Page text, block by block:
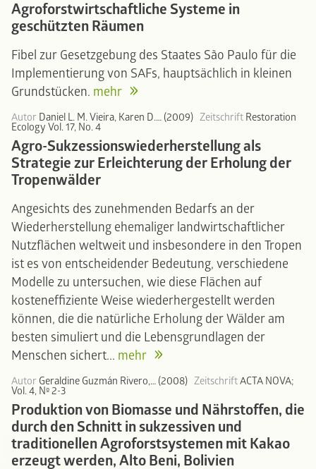
Agroforstwirtschaftliche Systeme in
geschützten Räumen
Fibel zur Gesetzgebung des Staates São Paulo für die
Implementierung von SAFs, hauptsächlich in kleinen
Grundstücken. mehr
Autor Daniel L. M. Vieira, Karen D.… (2009) Zeitschrift Restoration
Ecology Vol. 17, No. 4
Agro-Sukzessionswiederherstellung als
Strategie zur Erleichterung der Erholung der
Tropenwälder
Angesichts des zunehmenden Bedarfs an der
Wiederherstellung ehemaliger landwirtschaftlicher
Nutzflächen weltweit und insbesondere in den Tropen
ist es von entscheidender Bedeutung, verschiedene
Modelle zu untersuchen, wie diese Flächen auf
kosteneffiziente Weise wiederhergestellt werden
können, die die natürliche Erholung der Wälder am
besten simuliert und die Lebensgrundlagen der
Menschen sichert... mehr
Autor Geraldine Guzmán Rivero,… (2008) ZeitschriftACTA NOVA;
Vol. 4, Nº 2-3
Produktion von Biomasse und Nährstoffen, die
durch den Schnitt in sukzessiven und
traditionellen Agroforstsystemen mit Kakao
erzeugt werden, Alto Beni, Bolivien